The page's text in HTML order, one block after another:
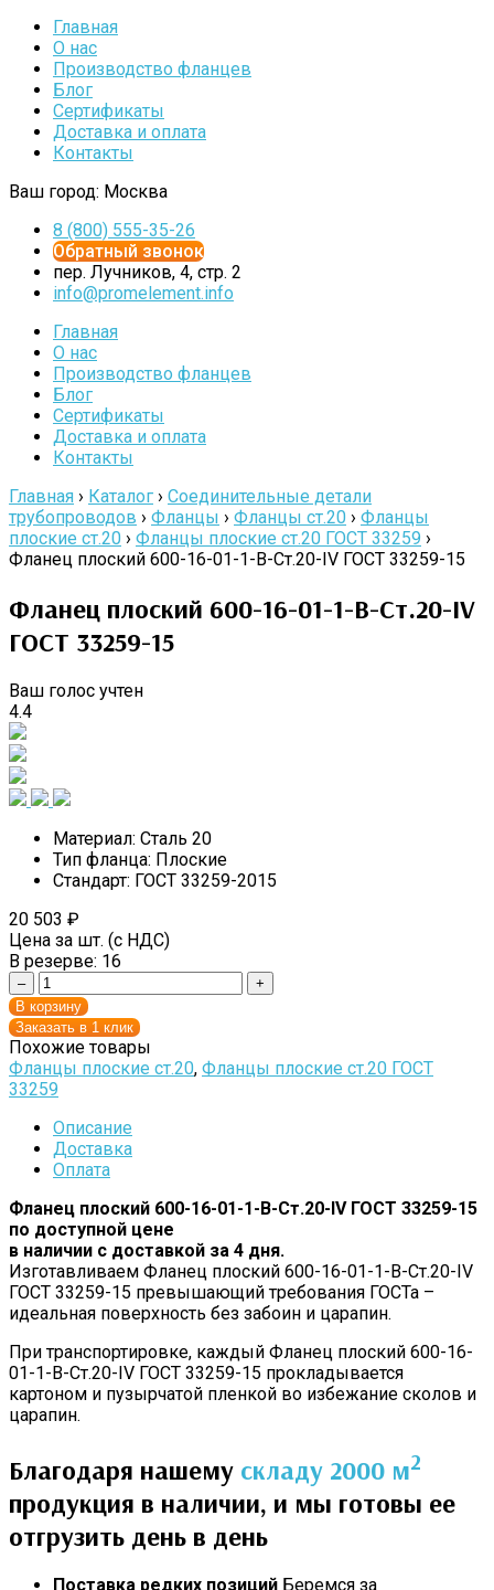
Главная
О нас
Производство фланцев
Блог
Сертификаты
Доставка и оплата
Контакты
Ваш город: Москва
8 (800) 555-35-26
Обратный звонок
пер. Лучников, 4, стр. 2
info@promelement.info
Главная
О нас
Производство фланцев
Блог
Сертификаты
Доставка и оплата
Контакты
Главная › Каталог › Соединительные детали
трубопроводов › Фланцы › Фланцы ст.20 › Фланцы
плоские ст.20 › Фланцы плоские ст.20 ГОСТ 33259 ›
Фланец плоский 600-16-01-1-B-Cт.20-IV ГОСТ 33259-15
Фланец плоский 600-16-01-1-B-Cт.20-IV
ГОСТ 33259-15
Ваш голос учтен
4.4
Материал: Сталь 20
Тип фланца: Плоские
Стандарт: ГОСТ 33259-2015
20 503 ₽
Цена за шт. (с НДС)
В резерве: 16
–
+
В корзину
Заказать в 1 клик
Похожие товары
Фланцы плоские ст.20, Фланцы плоские ст.20 ГОСТ
33259
Описание
Доставка
Оплата
Фланец плоский 600-16-01-1-B-Cт.20-IV ГОСТ 33259-15
по доступной цене
в наличии с доставкой за 4 дня.
Изготавливаем Фланец плоский 600-16-01-1-B-Cт.20-IV
ГОСТ 33259-15 превышающий требования ГОСТа –
идеальная поверхность без забоин и царапин.
При транспортировке, каждый Фланец плоский 600-16-
01-1-B-Cт.20-IV ГОСТ 33259-15 прокладывается
картоном и пузырчатой пленкой во избежание сколов и
царапин.
Благодаря нашему складу 2000 м2
продукция в наличии, и мы готовы ее
отгрузить день в день
Поставка редких позиций Беремся за